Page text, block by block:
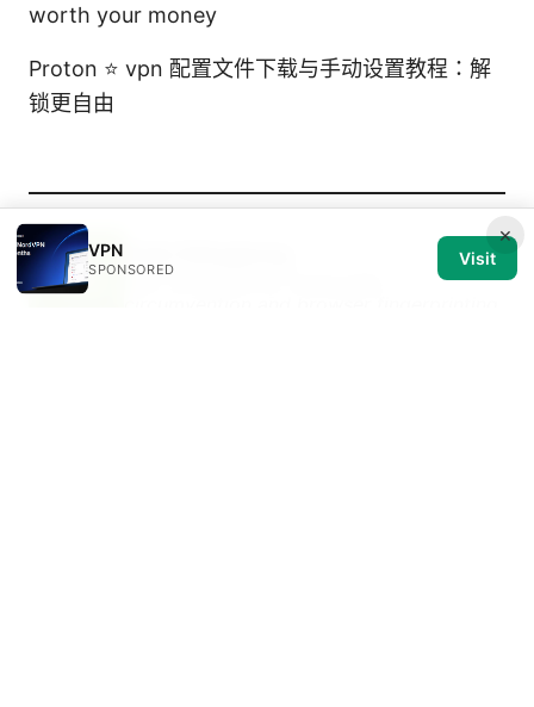
worth your money
Proton ⭐ vpn 配置文件下载与手动设置教程：解
锁更自由
Yuki writes about censorship
×
VPN
SPONSORED
Visit